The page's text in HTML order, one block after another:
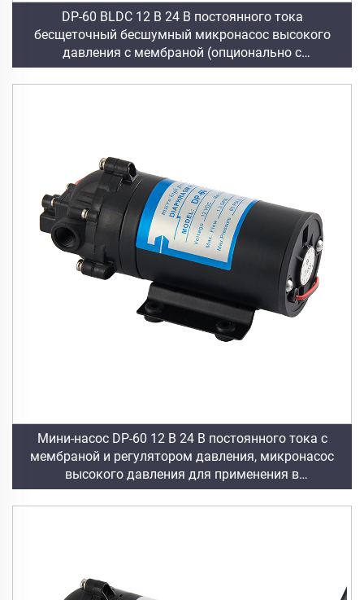
DP-60 BLDC 12 В 24 В постоянного тока
бесщеточный бесшумный микронасос высокого
давления с мембраной (опционально с
регулированием скорости)
Мини-насос DP-60 12 В 24 В постоянного тока с
мембраной и регулятором давления, микронасос
высокого давления для применения в
машиностроении